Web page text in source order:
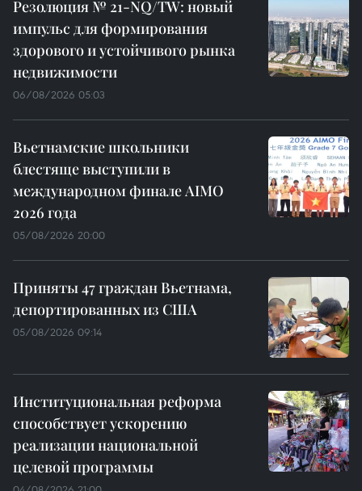
Резолюция № 21-NQ/TW: новый
импульс для формирования
здорового и устойчивого рынка
недвижимости
06/08/2026 05:03
Вьетнамские школьники
блестяще выступили в
международном финале AIMO
2026 года
05/08/2026 20:00
Приняты 47 граждан Вьетнама,
депортированных из США
05/08/2026 09:14
Институциональная реформа
способствует ускорению
реализации национальной
целевой программы